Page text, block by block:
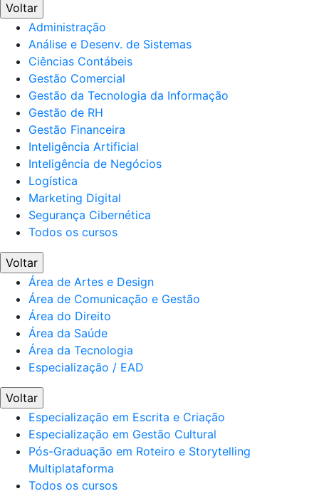
Voltar
Administração
Análise e Desenv. de Sistemas
Ciências Contábeis
Gestão Comercial
Gestão da Tecnologia da Informação
Gestão de RH
Gestão Financeira
Inteligência Artificial
Inteligência de Negócios
Logística
Marketing Digital
Segurança Cibernética
Todos os cursos
Voltar
Área de Artes e Design
Área de Comunicação e Gestão
Área do Direito
Área da Saúde
Área da Tecnologia
Especialização / EAD
Voltar
Especialização em Escrita e Criação
Especialização em Gestão Cultural
Pós-Graduação em Roteiro e Storytelling
Multiplataforma
Todos os cursos